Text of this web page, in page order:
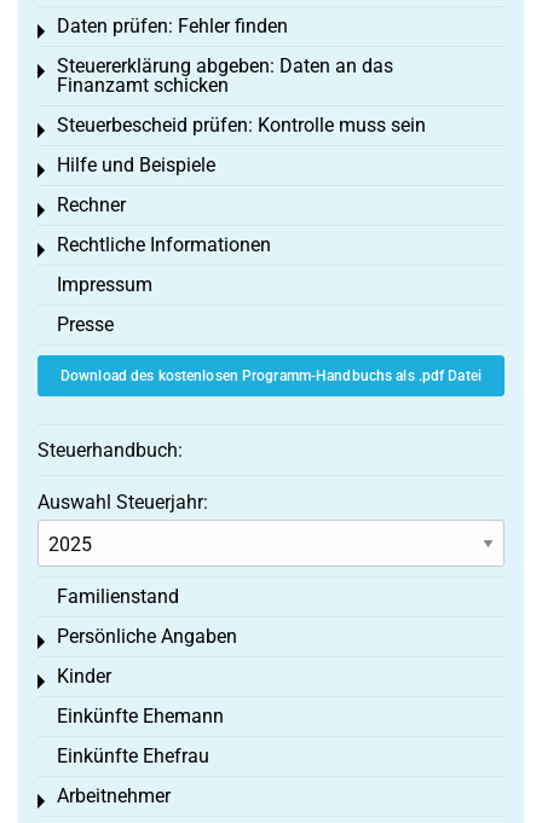
Daten prüfen: Fehler finden
Toggle menu
Steuererklärung abgeben: Daten an das
Finanzamt schicken
Toggle menu
Steuerbescheid prüfen: Kontrolle muss sein
Toggle menu
Hilfe und Beispiele
Toggle menu
Rechner
Toggle menu
Rechtliche Informationen
Toggle menu
Impressum
Presse
Download des kostenlosen Programm-Handbuchs als .pdf Datei
Steuerhandbuch:
Auswahl Steuerjahr:
Familienstand
Persönliche Angaben
Toggle menu
Kinder
Toggle menu
Einkünfte Ehemann
Einkünfte Ehefrau
Arbeitnehmer
Toggle menu